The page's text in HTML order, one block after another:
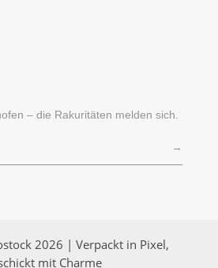
– die Rakuritäten melden sich.
→
2026 | Verpackt in Pixel,
mit Charme